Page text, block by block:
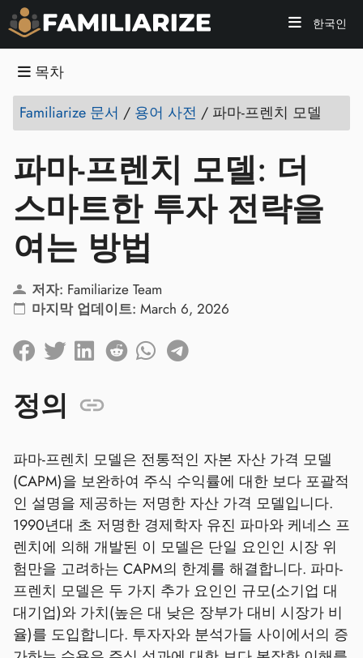
한국인
목차
Familiarize 문서 / 용어 사전 / 파마-프렌치 모델
파마-프렌치 모델: 더
스마트한 투자 전략을
여는 방법
저자: Familiarize Team
마지막 업데이트: March 6, 2026
정의
파마-프렌치 모델은 전통적인 자본 자산 가격 모델
(CAPM)을 보완하여 주식 수익률에 대한 보다 포괄적
인 설명을 제공하는 저명한 자산 가격 모델입니다.
1990년대 초 저명한 경제학자 유진 파마와 케네스 프
렌치에 의해 개발된 이 모델은 단일 요인인 시장 위
험만을 고려하는 CAPM의 한계를 해결합니다. 파마-
프렌치 모델은 두 가지 추가 요인인 규모(소기업 대
대기업)와 가치(높은 대 낮은 장부가 대비 시장가 비
율)를 도입합니다. 투자자와 분석가들 사이에서의 증